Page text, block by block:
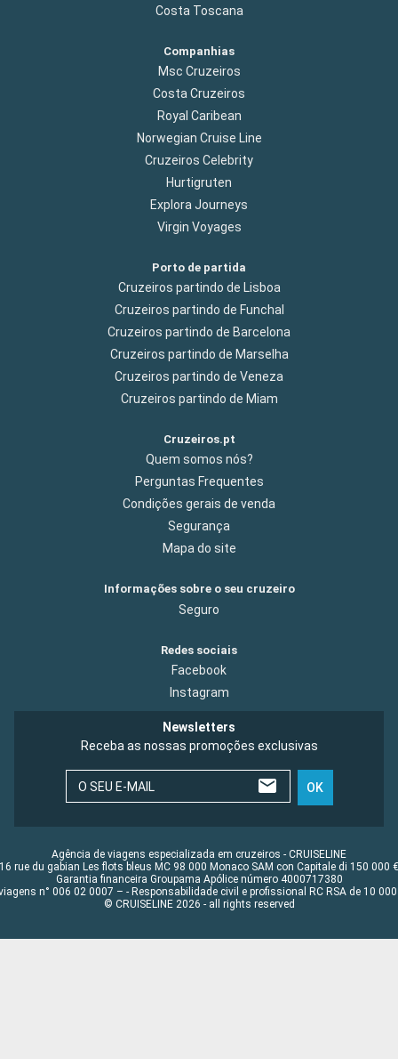
Costa Toscana
Companhias
Msc Cruzeiros
Costa Cruzeiros
Royal Caribean
Norwegian Cruise Line
Cruzeiros Celebrity
Hurtigruten
Explora Journeys
Virgin Voyages
Porto de partida
Cruzeiros partindo de Lisboa
Cruzeiros partindo de Funchal
Cruzeiros partindo de Barcelona
Cruzeiros partindo de Marselha
Cruzeiros partindo de Veneza
Cruzeiros partindo de Miam
Cruzeiros.pt
Quem somos nós?
Perguntas Frequentes
Condições gerais de venda
Segurança
Mapa do site
Informações sobre o seu cruzeiro
Seguro
Redes sociais
Facebook
Instagram
Newsletters
Receba as nossas promoções exclusivas
O SEU E-MAIL OK
Agência de viagens especializada em cruzeiros - CRUISELINE
16 rue du gabian Les flots bleus MC 98 000 Monaco SAM con Capitale di 150 000 €
Garantia financeira Groupama Apólice número 4000717380
n° 006 02 0007 – - Responsabilidade civil e profissional RC RSA de 10 000
© CRUISELINE 2026 - all rights reserved